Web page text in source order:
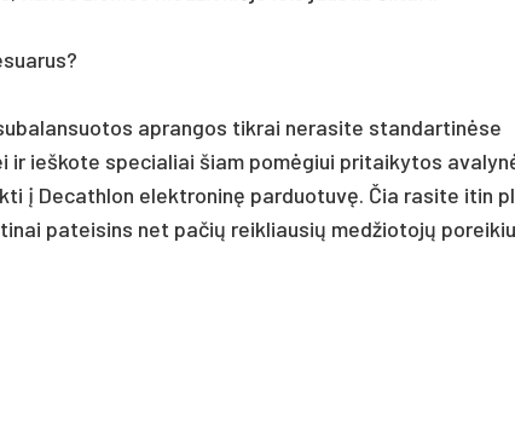
aprangos tikrai nerasite standartinėse
ieškote specialiai šiam pomėgiui pritaikytos
į Decathlon elektroninę parduotuvę. Čia rasite itin
pateisins net pačių reikliausių medžiotojų